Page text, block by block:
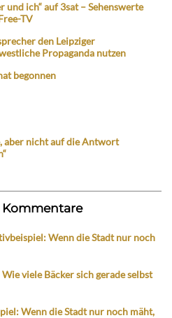
und ich“ auf 3sat – Sehenswerte
TV
den Leipziger
Propaganda nutzen
begonnen
aber nicht auf die Antwort
Wenn die Stadt nur noch
Wie viele Bäcker sich gerade selbst
Wenn die Stadt nur noch mäht,